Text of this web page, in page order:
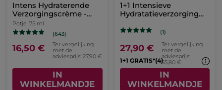
Intens Hydraterende
Verzorgingscrème -
Dag en Nacht
Potje 75 ml
(643)
16,50 €
Ter vergelijking
met de
adviesprijs: 27,90 €
IN
WINKELMANDJE
1+1 Intensieve
Hydratatieverzorging
ml
(1)
27,90 €
Ter vergelijking
met de
adviesprijs:
55,80 €
1+1 GRATIS*(4)
IN
WINKELMANDJE